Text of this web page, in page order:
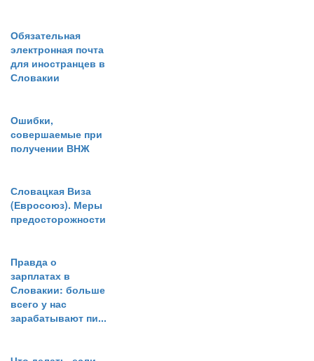
Обязательная
электронная почта
для иностранцев в
Словакии
Ошибки,
совершаемые при
получении ВНЖ
Словацкая Виза
(Евросоюз). Меры
предосторожности
Правда о
зарплатах в
Словакии: больше
всего у нас
зарабатывают пи...